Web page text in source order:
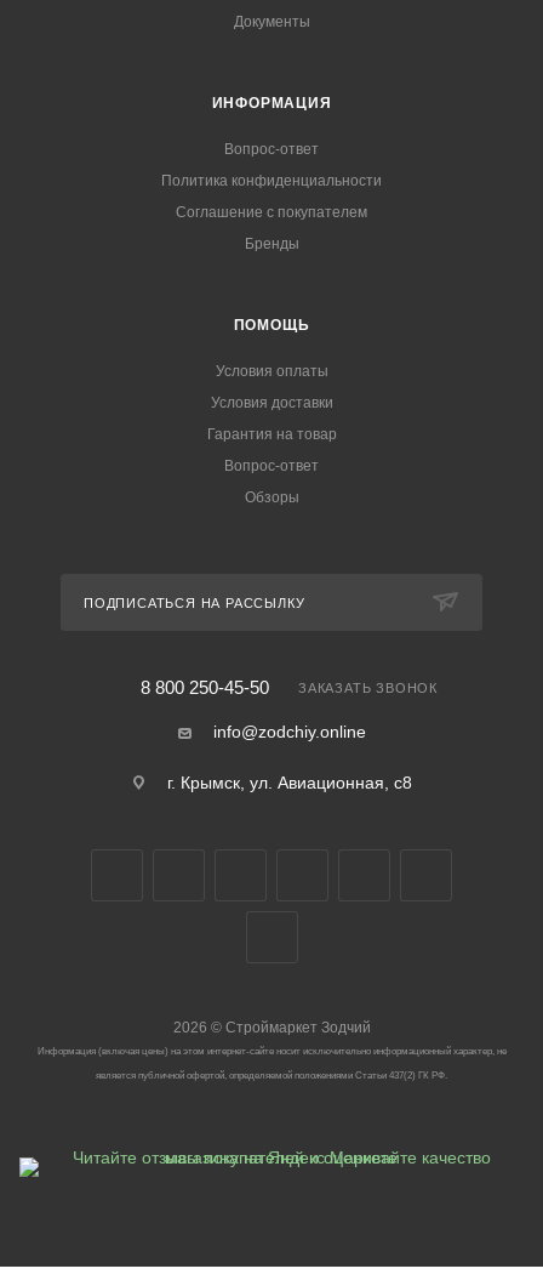
Документы
ИНФОРМАЦИЯ
Вопрос-ответ
Политика конфиденциальности
Соглашение с покупателем
Бренды
ПОМОЩЬ
Условия оплаты
Условия доставки
Гарантия на товар
Вопрос-ответ
Обзоры
ПОДПИСАТЬСЯ НА РАССЫЛКУ
8 800 250-45-50 ЗАКАЗАТЬ ЗВОНОК
info@zodchiy.online
г. Крымск, ул. Авиационная, с8
2026 ©Строймаркет Зодчий
Информация (включая цены) на этом интернет-сайте носит исключительно информационный характер, не
является публичной офертой, определяемой положениями Статьи 437(2) ГК РФ.